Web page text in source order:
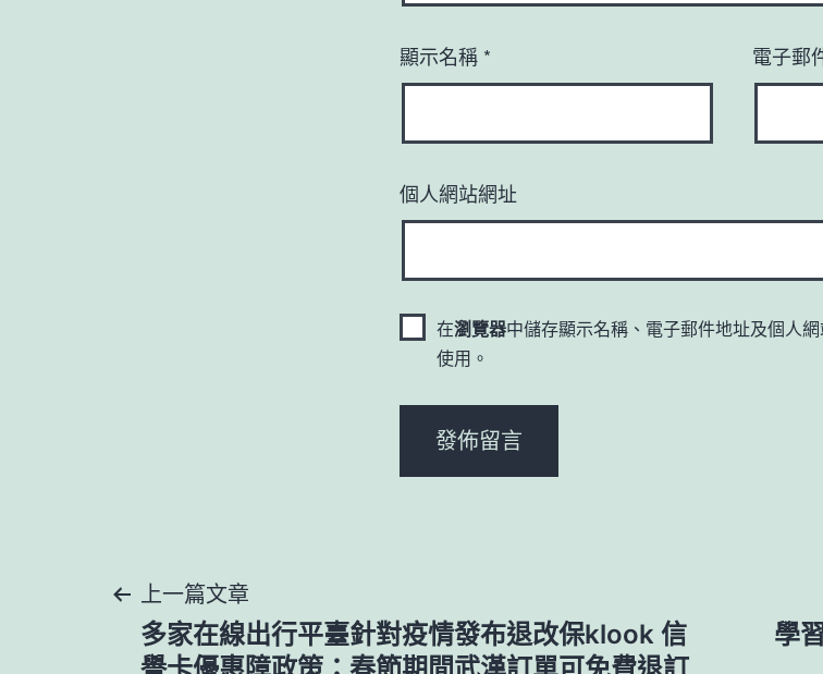
顯示名稱 * 電子郵
個人網站網址
在瀏覽器中儲存顯示名稱、電子郵件地址及個人
使用。
文上一篇文章
多家在線出行平臺針對疫情發布退改保klook 信
學